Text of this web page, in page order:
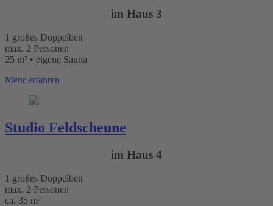
im Haus 3
1 großes Doppelbett
max. 2 Personen
25 m² • eigene Sauna
Mehr erfahren
Studio Feldscheune
im Haus 4
1 großes Doppelbett
max. 2 Personen
ca. 35 m²